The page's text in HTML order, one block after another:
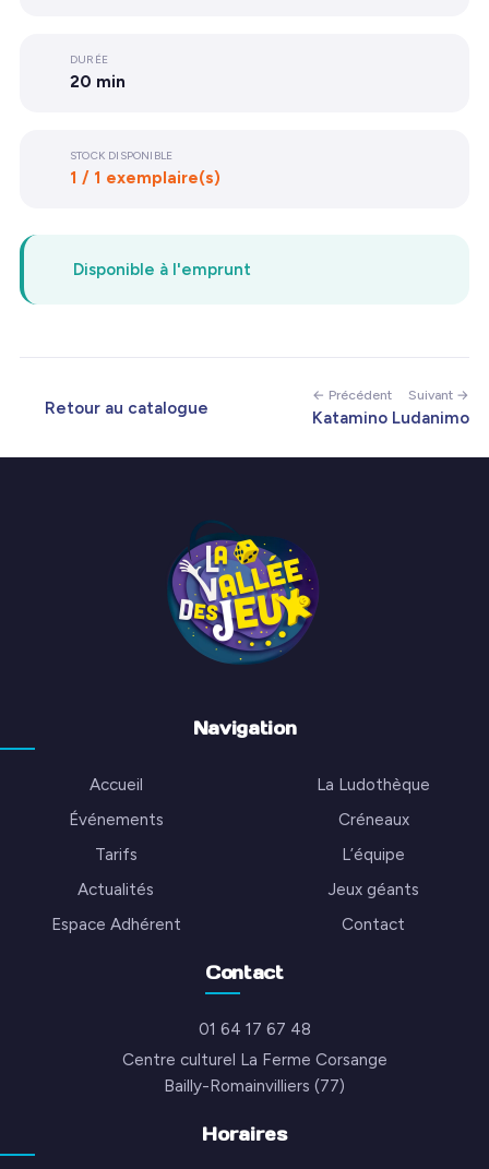
DURÉE
20 min
STOCK DISPONIBLE
1 / 1 exemplaire(s)
Disponible à l'emprunt
Retour au catalogue
← Précédent
Katamino
Suivant →
Ludanimo
Navigation
Accueil
La Ludothèque
Événements
Créneaux
Tarifs
L’équipe
Actualités
Jeux géants
Espace Adhérent
Contact
Contact
01 64 17 67 48
Centre culturel La Ferme Corsange
Bailly-Romainvilliers (77)
Horaires